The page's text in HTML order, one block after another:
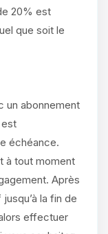
20% est
que soit le
un abonnement
est
échéance.
à tout moment
Après
la fin de
effectuer